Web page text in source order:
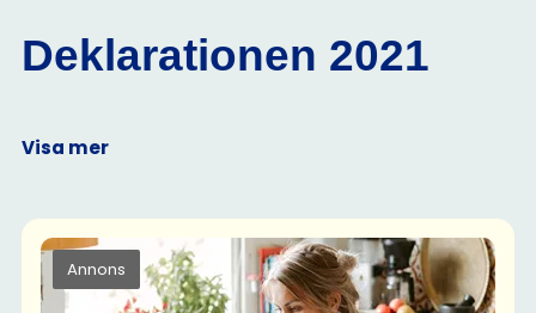
Deklarationen 2021
Visa mer
Annons